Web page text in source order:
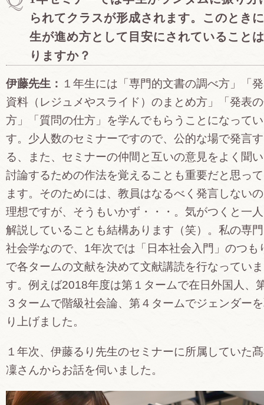
られてクラスが形成されます。このとき
生が進め方として目安にされていること
りますか？
伊藤先生： １年生には「専門的文書の調べ方」「
資料（レジュメやスライド）のまとめ方」「発表
方」「質問の仕方」を学んでもらうことになって
す。少人数のセミナーですので、公的な場で発言す
る、また、セミナーの仲間と互いの意見をよく聞
討論するための作法を覚えることも重要だと思っ
ます。そのためには、教員はなるべく発言しない
理想ですが、そうもいかず・・・。気がつくと一
解説していることも結構あります（笑）。私の専
社会学なので、1年次では「日本社会入門」のつも
で各タームの文献を決めて文献講読を行なっていま
す。例えば2018年度は第１タームで在日外国人、
３タームで階級社会論、第４タームでジェンダー
り上げました。
１年次、伊藤るり先生のセミナーに所属していた
凜さんからお話を伺いました。